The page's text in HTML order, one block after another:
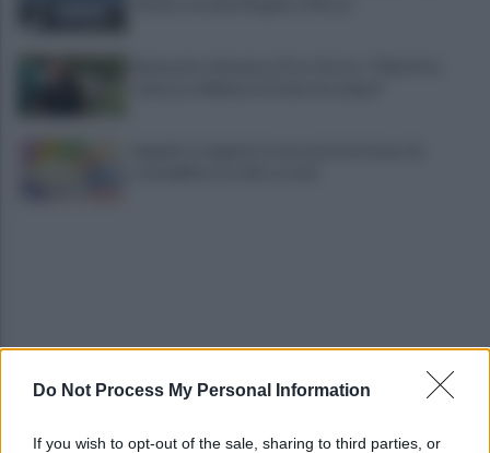
Do Not Process My Personal Information
If you wish to opt-out of the sale, sharing to third parties, or
A Sannio Europa il premio "Top of the Pid